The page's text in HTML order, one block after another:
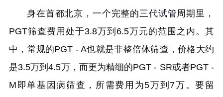
身在首都北京，一个完整的三代试管周期里，
PGT筛查费用处于3.8万到6.5万元的范围之内。其
中，常规的PGT - A也就是非整倍体筛查，价格大约
是3.5万到4.5万，而更为精细的PGT - SR或者PGT -
M即单基因病筛查，所需费用为5万到7万。要留